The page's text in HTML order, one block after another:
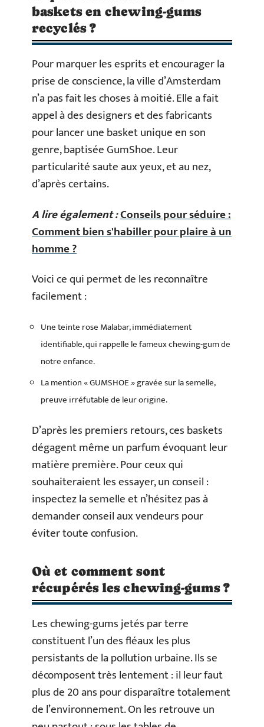
baskets en chewing-gums
recyclés ?
Pour marquer les esprits et encourager la
prise de conscience, la ville d’Amsterdam
n’a pas fait les choses à moitié. Elle a fait
appel à des designers et des fabricants
pour lancer une basket unique en son
genre, baptisée GumShoe. Leur
particularité saute aux yeux, et au nez,
d’après certains.
A lire également :Conseils pour séduire :
Comment bien s'habiller pour plaire à un
homme ?
Voici ce qui permet de les reconnaître
facilement :
Une teinte rose Malabar, immédiatement
identifiable, qui rappelle le fameux chewing-gum de
notre enfance.
La mention « GUMSHOE » gravée sur la semelle,
preuve irréfutable de leur origine.
D’après les premiers retours, ces baskets
dégagent même un parfum évoquant leur
matière première. Pour ceux qui
souhaiteraient les essayer, un conseil :
inspectez la semelle et n’hésitez pas à
demander conseil aux vendeurs pour
éviter toute confusion.
Où et comment sont
récupérés les chewing-gums ?
Les chewing-gums jetés par terre
constituent l’un des fléaux les plus
persistants de la pollution urbaine. Ils se
décomposent très lentement : il leur faut
plus de 20 ans pour disparaître totalement
de l’environnement. On les retrouve un